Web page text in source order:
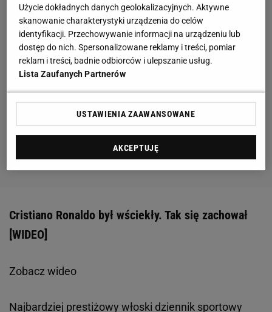
Cristiano Ronaldo był wściekły. Tak się zachował
[WIDEO]
Zobacz wideo
Najbardziej prestiżowy włoski dziennik sportowy
Użycie dokładnych danych geolokalizacyjnych. Aktywne
skanowanie charakterystyki urządzenia do celów
identyfikacji. Przechowywanie informacji na urządzeniu lub
dostęp do nich. Spersonalizowane reklamy i treści, pomiar
reklam i treści, badnie odbiorców i ulepszanie usług.
Lista Zaufanych Partnerów
USTAWIENIA ZAAWANSOWANE
AKCEPTUJĘ